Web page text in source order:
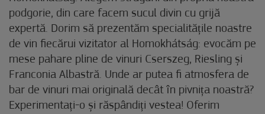
podgorie, din care facem sucul divin cu grijă
expertă. Dorim să prezentăm specialitățile noastre
de vin fiecărui vizitator al Homokhátság: evocăm pe
mese pahare pline de vinuri Cserszeg, Riesling și
Franconia Albastră. Unde ar putea fi atmosfera de
bar de vinuri mai originală decât în pivnița noastră?
Experimentați-o și răspândiți vestea! Oferim